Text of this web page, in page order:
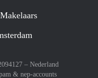
– Nederland
& nep-accounts